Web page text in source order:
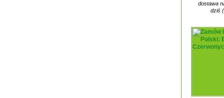
dostawa
dziś